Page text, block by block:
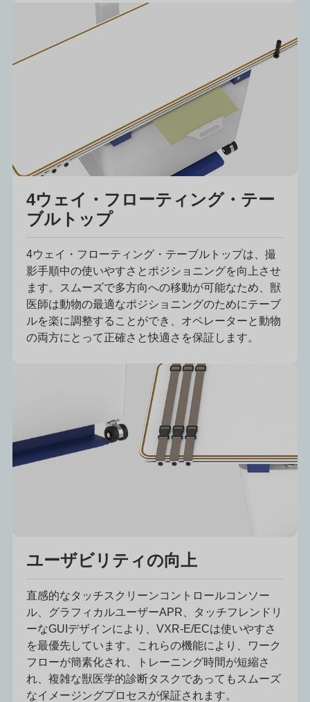
4ウェイ・フローティング・テー
ブルトップ
4ウェイ・フローティング・テーブルトップは、撮
影手順中の使いやすさとポジショニングを向上させ
ます。スムーズで多方向への移動が可能なため、獣
医師は動物の最適なポジショニングのためにテーブ
ルを楽に調整することができ、オペレーターと動物
の両方にとって正確さと快適さを保証します。
ユーザビリティの向上
直感的なタッチスクリーンコントロールコンソー
ル、グラフィカルユーザーAPR、タッチフレンドリ
ーなGUIデザインにより、VXR-E/ECは使いやすさ
を最優先しています。これらの機能により、ワーク
フローが簡素化され、トレーニング時間が短縮さ
れ、複雑な獣医学的診断タスクであってもスムーズ
なイメージングプロセスが保証されます。